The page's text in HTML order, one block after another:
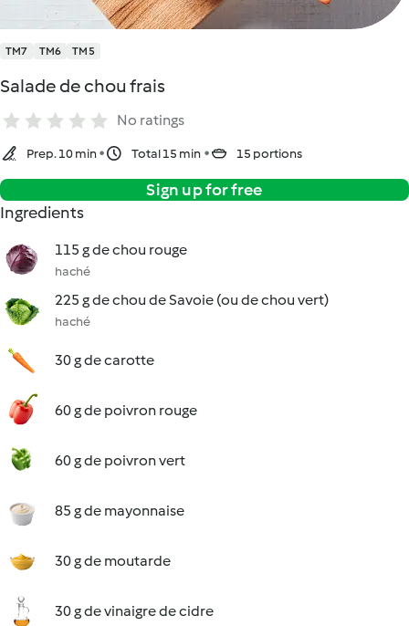
TM7 TM6 TM5
Salade de chou frais
No ratings
Prep. 10 min Total 15 min 15 portions
Sign up for free
Ingredients
115 g de chou rouge
haché
225 g de chou de Savoie (ou de chou vert)
haché
30 g de carotte
60 g de poivron rouge
60 g de poivron vert
85 g de mayonnaise
30 g de moutarde
30 g de vinaigre de cidre